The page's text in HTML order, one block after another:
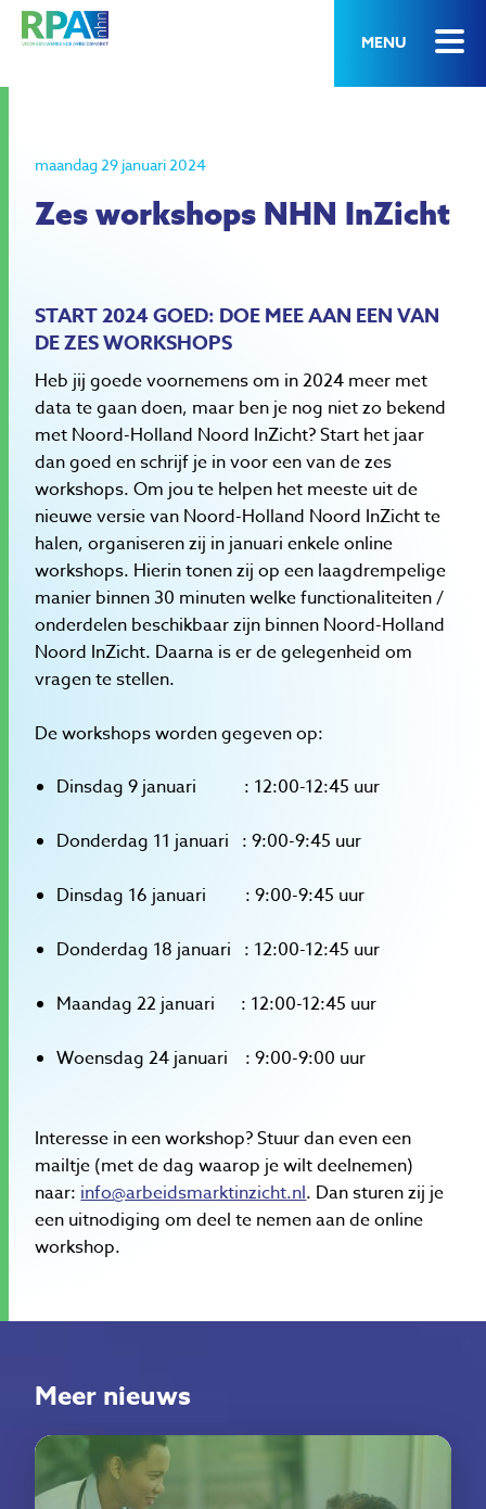
MENU
maandag 29 januari 2024
Zes workshops NHN InZicht
START 2024 GOED: DOE MEE AAN EEN VAN
DE ZES WORKSHOPS
Heb jij goede voornemens om in 2024 meer met
data te gaan doen, maar ben je nog niet zo bekend
met Noord-Holland Noord InZicht? Start het jaar
dan goed en schrijf je in voor een van de zes
workshops. Om jou te helpen het meeste uit de
nieuwe versie van Noord-Holland Noord InZicht te
halen, organiseren zij in januari enkele online
workshops. Hierin tonen zij op een laagdrempelige
manier binnen 30 minuten welke functionaliteiten /
onderdelen beschikbaar zijn binnen Noord-Holland
Noord InZicht. Daarna is er de gelegenheid om
vragen te stellen.
De workshops worden gegeven op:
Dinsdag 9 januari : 12:00-12:45 uur
Donderdag 11 januari : 9:00-9:45 uur
Dinsdag 16 januari : 9:00-9:45 uur
Donderdag 18 januari : 12:00-12:45 uur
Maandag 22 januari : 12:00-12:45 uur
Woensdag 24 januari : 9:00-9:00 uur
Interesse in een workshop? Stuur dan even een
mailtje (met de dag waarop je wilt deelnemen)
naar:info@arbeidsmarktinzicht.nl. Dan sturen zij je
een uitnodiging om deel te nemen aan de online
workshop.
Meer nieuws